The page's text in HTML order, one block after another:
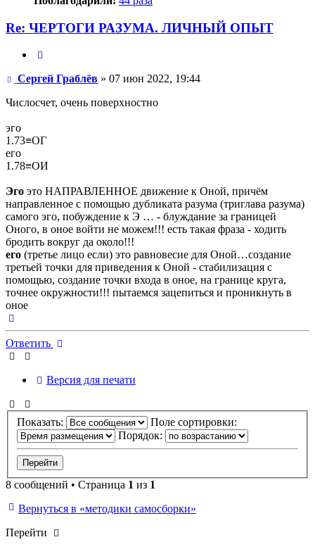
Re: ЧЕРТОГИ РАЗУМА. ЛИЧНЫЙ ОПЫТ
Сообщение
Сергей Граблёв» 07 июн 2022, 19:44
Числосчет, очень поверхностно
эго
1.73≡ОГ
его
1.78≡ОИ
Эго это НАПРАВЛЕННОЕ движение к Оной, причём
направленное с помощью дубликата разума (триглава разума)
самого эго, побуждение к Э … - блуждание за границей
Оного, в оное войти не можем!!! есть такая фраза - ходить
бродить вокруг да около!!!
его (третье лицо если) это равновесие для Оной…создание
третьей точки для приведения к Оной - стабилизация с
помощью, создание точки входа в оное, на границе круга,
точнее окружности!!! пытаемся зацепиться и проникнуть в
оное
к
началу
Ответить
Версия для печати
Показать:
Поле сортировки:
Порядок:
8 сообщений • Страница 1 из 1
Вернуться в «методики самосборки»
Перейти